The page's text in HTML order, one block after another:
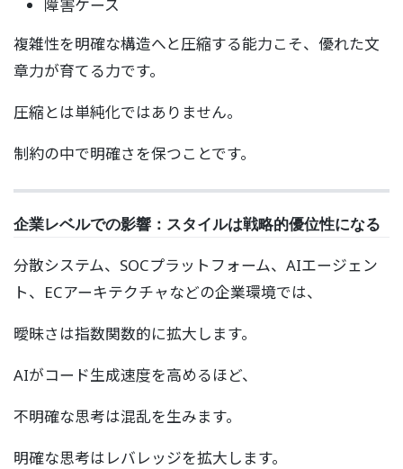
障害ケース
複雑性を明確な構造へと圧縮する能力こそ、優れた文
章力が育てる力です。
圧縮とは単純化ではありません。
制約の中で明確さを保つことです。
企業レベルでの影響：スタイルは戦略的優位性になる
分散システム、SOCプラットフォーム、AIエージェン
ト、ECアーキテクチャなどの企業環境では、
曖昧さは指数関数的に拡大します。
AIがコード生成速度を高めるほど、
不明確な思考は混乱を生みます。
明確な思考はレバレッジを拡大します。